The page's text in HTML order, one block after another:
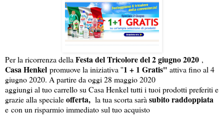
Per la ricorrenza della Festa del Tricolore del 2 giugno 2020 ,
Casa Henkel promuove la iniziativa ''1 + 1 Gratis'' attiva fino al 4
giugno 2020. A partire da oggi 28 maggio 2020
aggiungi al tuo carrello su Casa Henkel tutti i tuoi prodotti preferiti e
grazie alla specialeofferta, la tua scorta sarà subito raddoppiata
e con un risparmio immediato sul tuo acquisto